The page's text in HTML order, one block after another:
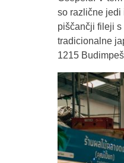
so različne jedi
piščančji fileji s
tradicionalne
1215